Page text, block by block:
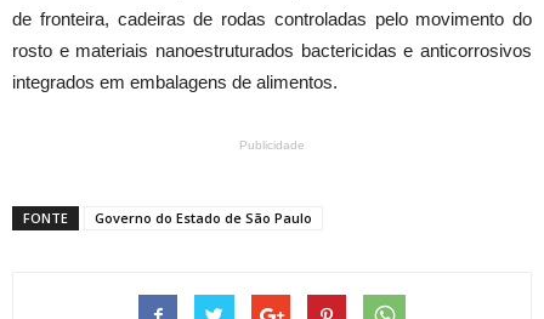
de fronteira, cadeiras de rodas controladas pelo movimento do
rosto e materiais nanoestruturados bactericidas e anticorrosivos
integrados em embalagens de alimentos.
Publicidade
FONTE Governo do Estado de São Paulo